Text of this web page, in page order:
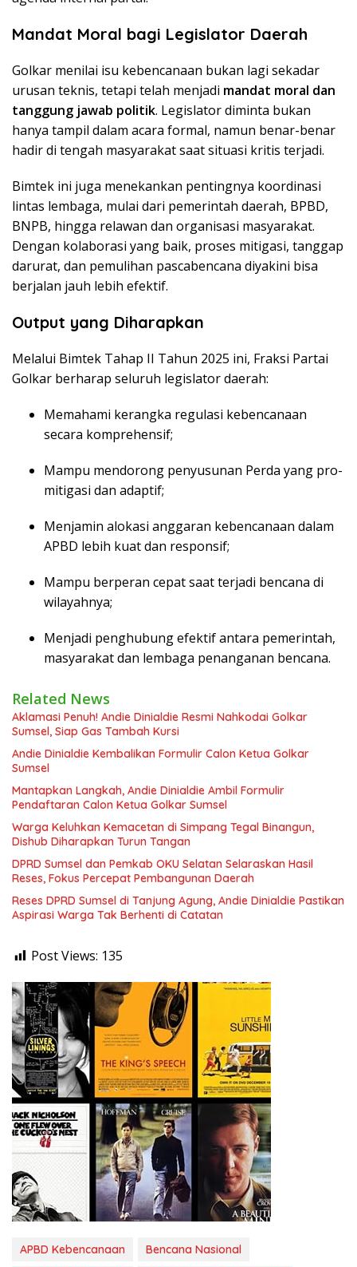
Mandat Moral bagi Legislator Daerah
Golkar menilai isu kebencanaan bukan lagi sekadar
urusan teknis, tetapi telah menjadi mandat moral dan
tanggung jawab politik. Legislator diminta bukan
hanya tampil dalam acara formal, namun benar-benar
hadir di tengah masyarakat saat situasi kritis terjadi.
Bimtek ini juga menekankan pentingnya koordinasi
lintas lembaga, mulai dari pemerintah daerah, BPBD,
BNPB, hingga relawan dan organisasi masyarakat.
Dengan kolaborasi yang baik, proses mitigasi, tanggap
darurat, dan pemulihan pascabencana diyakini bisa
berjalan jauh lebih efektif.
Output yang Diharapkan
Melalui Bimtek Tahap II Tahun 2025 ini, Fraksi Partai
Golkar berharap seluruh legislator daerah:
Memahami kerangka regulasi kebencanaan
secara komprehensif;
Mampu mendorong penyusunan Perda yang pro-
mitigasi dan adaptif;
Menjamin alokasi anggaran kebencanaan dalam
APBD lebih kuat dan responsif;
Mampu berperan cepat saat terjadi bencana di
wilayahnya;
Menjadi penghubung efektif antara pemerintah,
masyarakat dan lembaga penanganan bencana.
Related News
Aklamasi Penuh! Andie Dinialdie Resmi Nahkodai Golkar
Sumsel, Siap Gas Tambah Kursi
Andie Dinialdie Kembalikan Formulir Calon Ketua Golkar
Sumsel
Mantapkan Langkah, Andie Dinialdie Ambil Formulir
Pendaftaran Calon Ketua Golkar Sumsel
Warga Keluhkan Kemacetan di Simpang Tegal Binangun,
Dishub Diharapkan Turun Tangan
DPRD Sumsel dan Pemkab OKU Selatan Selaraskan Hasil
Reses, Fokus Percepat Pembangunan Daerah
Reses DPRD Sumsel di Tanjung Agung, Andie Dinialdie Pastikan
Aspirasi Warga Tak Berhenti di Catatan
Post Views: 135
APBD Kebencanaan
Bencana Nasional